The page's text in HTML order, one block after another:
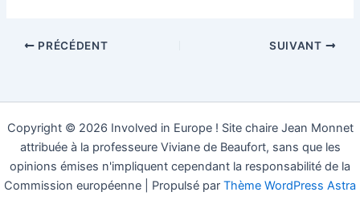
PRÉCÉDENT SUIVANT
Copyright © 2026 Involved in Europe ! Site chaire Jean Monnet
attribuée à la professeure Viviane de Beaufort, sans que les
opinions émises n'impliquent cependant la responsabilité de la
Commission européenne | Propulsé par Thème WordPress Astra